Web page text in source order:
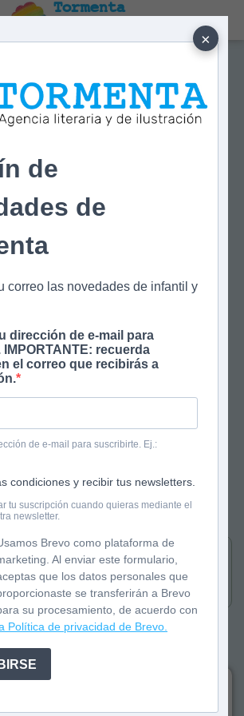
×
de
de
correo las novedades de infantil y
dirección de e-mail para
recuerda
el correo que recibirás a
de e-mail para suscribirte. Ej.:
condiciones y recibir tus newsletters.
tu suscripción cuando quieras mediante el
newsletter.
Brevo como plataforma de
Al enviar este formulario,
que los datos personales que
se transferirán a Brevo
su procesamiento, de acuerdo con
Política de privacidad de Brevo.
Tormenta
caca
de José Fragoso.
Sal (castellano y catalán)
José Fragoso
y tiene un problema: ningún
Vamos, que todos son muuuuy